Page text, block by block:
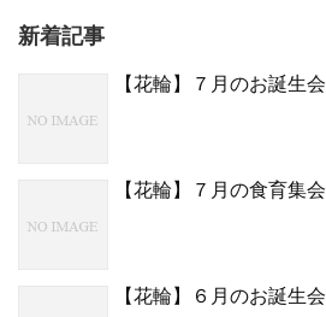
新着記事
【花輪】７月のお誕生会
【花輪】７月の食育集会
【花輪】６月のお誕生会